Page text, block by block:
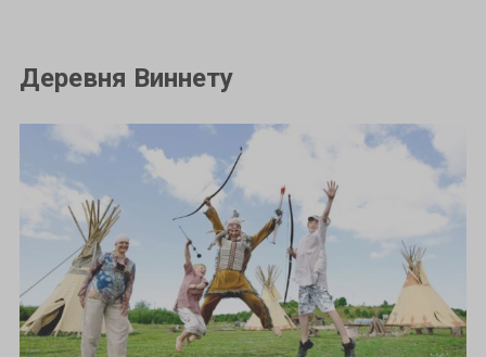
Деревня Виннету